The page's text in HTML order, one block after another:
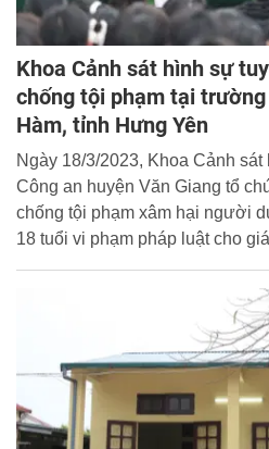
Khoa Cảnh sát hình sự
chống tội phạm tại
Hàm, tỉnh Hưng Yên
Ngày 18/3/2023, Khoa Cảnh
Công an huyện Văn Giang tổ
chống tội phạm xâm hại người
18 tuổi vi phạm pháp luật cho